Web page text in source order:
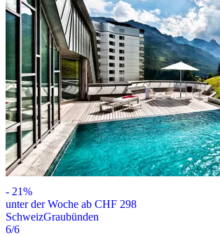
- 21%
unter der Woche ab CHF 298
SchweizGraubünden
6/6